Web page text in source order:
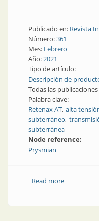
Publicado en: Revista
Número:361
Mes: Febrero
Año:2021
Tipo de artículo:
Descripción de
Todas las
Palabra clave:
Retenax AT alta
subterráneo
subterránea
Node reference:
Prysmian
Read moreabout Alta